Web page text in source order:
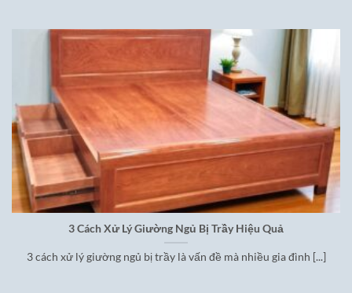
3 Cách Xử Lý Giường Ngủ Bị Trầy Hiệu Quả
3 cách xử lý giường ngủ bị trầy là vấn đề mà nhiều gia đình [...]